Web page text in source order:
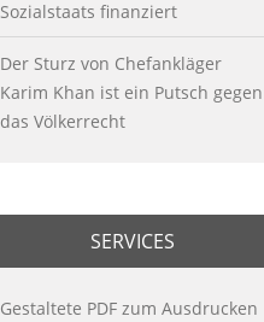
Sozialstaats finanziert
Der Sturz von Chefankläger
Karim Khan ist ein Putsch gegen
das Völkerrecht
SERVICES
Gestaltete PDF zum Ausdrucken